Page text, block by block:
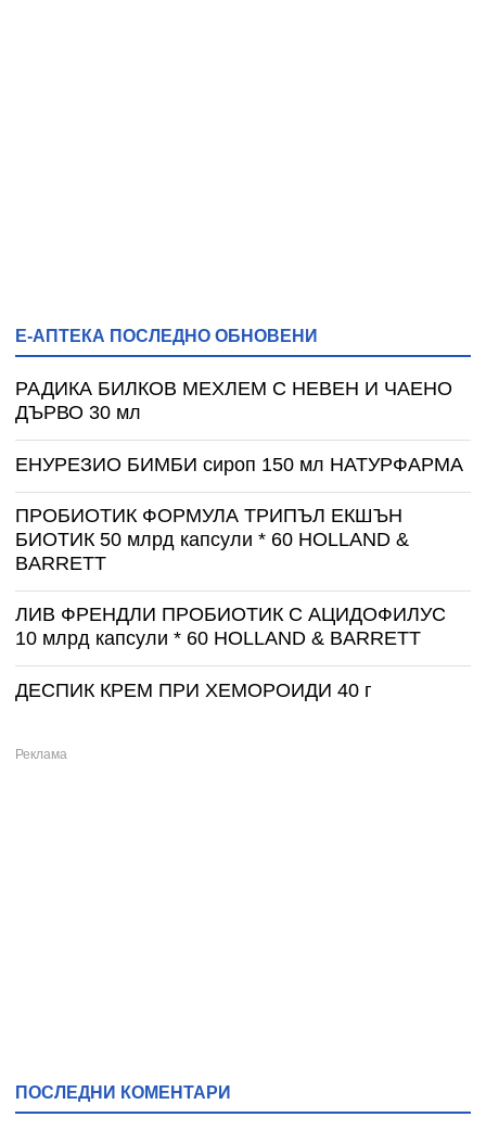
Е-АПТЕКА ПОСЛЕДНО ОБНОВЕНИ
РАДИКА БИЛКОВ МЕХЛЕМ С НЕВЕН И ЧАЕНО
ДЪРВО 30 мл
ЕНУРЕЗИО БИМБИ сироп 150 мл НАТУРФАРМА
ПРОБИОТИК ФОРМУЛА ТРИПЪЛ ЕКШЪН
БИОТИК 50 млрд капсули * 60 HOLLAND &
BARRETT
ЛИВ ФРЕНДЛИ ПРОБИОТИК С АЦИДОФИЛУС
10 млрд капсули * 60 HOLLAND & BARRETT
ДЕСПИК КРЕМ ПРИ ХЕМОРОИДИ 40 г
ПОСЛЕДНИ КОМЕНТАРИ